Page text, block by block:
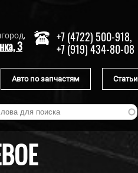
3
+7 (4722) 500-918,
+7 (919) 434-80-08
Авто по запчастям Статьи